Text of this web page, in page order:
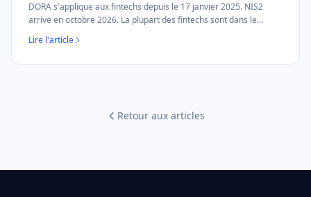
DORA s'applique aux fintechs depuis le 17 janvier 2025. NIS2
arrive en octobre 2026. La plupart des fintechs sont dans le
Lire l'article
Retour aux articles